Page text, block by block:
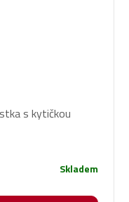
s kytičkou
Skladem